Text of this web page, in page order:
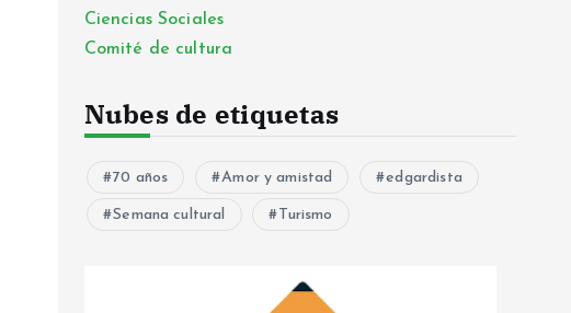
Ciencias Sociales
Comité de cultura
Nubes de etiquetas
70 años Amor y amistad edgardista
Semana cultural Turismo